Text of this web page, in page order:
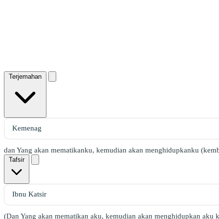
Terjemahan
dan Yang akan mematikanku, kemudian akan menghidupkanku
Tafsir
(Dan Yang akan mematikan aku, kemudian akan menghidupkan aku